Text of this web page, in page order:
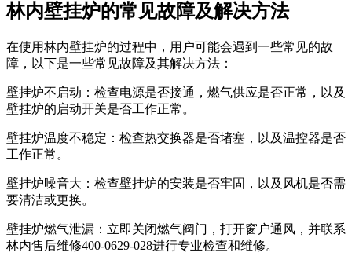
林内壁挂炉的常见故障及解决方法
在使用林内壁挂炉的过程中，用户可能会遇到一些常见的故
障，以下是一些常见故障及其解决方法：
壁挂炉不启动：检查电源是否接通，燃气供应是否正常，以及
壁挂炉的启动开关是否工作正常。
壁挂炉温度不稳定：检查热交换器是否堵塞，以及温控器是否
工作正常。
壁挂炉噪音大：检查壁挂炉的安装是否牢固，以及风机是否需
要清洁或更换。
壁挂炉燃气泄漏：立即关闭燃气阀门，打开窗户通风，并联系
林内售后维修400-0629-028进行专业检查和维修。